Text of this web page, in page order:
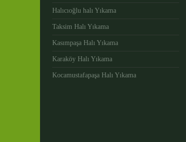
Halıcıoğlu halı Yıkama
Taksim Halı Yıkama
Kasımpaşa Halı Yıkama
Karaköy Halı Yıkama
Kocamustafapaşa Halı Yıkama